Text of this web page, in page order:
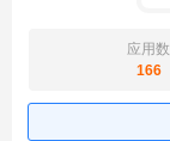
应用数
166